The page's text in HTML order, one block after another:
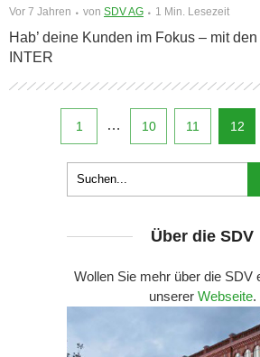
Vor 7 Jahren von SDV AG 1 Min. Lesezeit
Hab’ deine Kunden im Fokus – mit
INTER
1 … 10 11 12
Über die SDV
Wollen Sie mehr über die SDV
unserer Webseite.